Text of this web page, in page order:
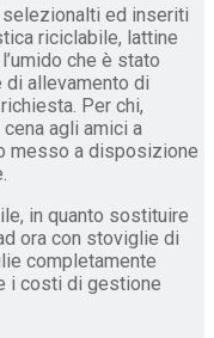
ed inseriti
riciclabile, lattine
che è stato
allevamento di
Per chi,
agli amici a
messo a disposizione
in quanto sostituire
ora con stoviglie di
completamente
i costi di gestione